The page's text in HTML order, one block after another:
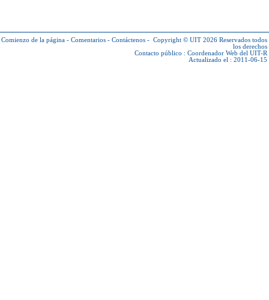
Comienzo de la página - Comentarios - Contáctenos - Copyright © UIT 2026 Reservados todos
los derechos
Contacto público : Coordenador Web del UIT-R
Actualizado el : 2011-06-15